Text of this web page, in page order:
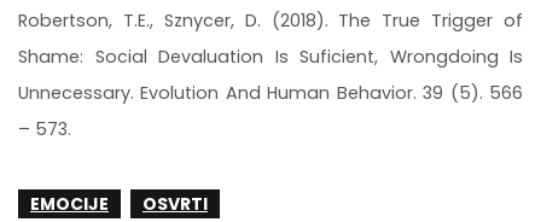
Robertson, T.E., Sznycer, D. (2018). The True Trigger of
Shame: Social Devaluation Is Suficient, Wrongdoing Is
Unnecessary. Evolution And Human Behavior. 39 (5). 566
– 573.
EMOCIJE OSVRTI